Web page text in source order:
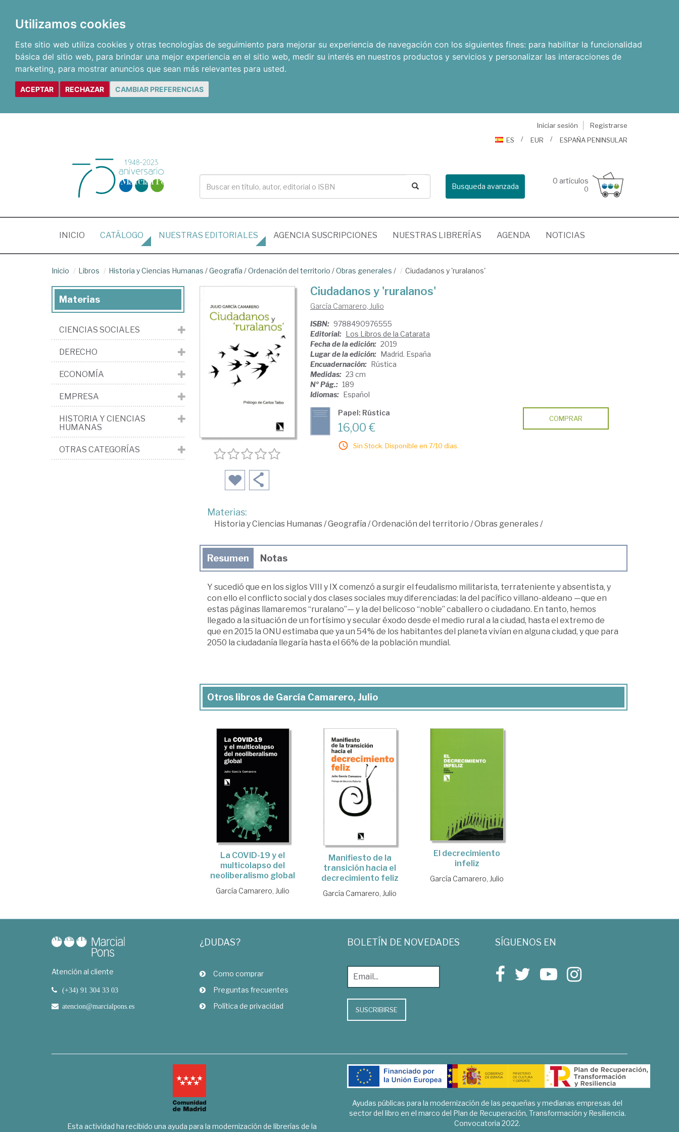
Utilizamos cookies
Este sitio web utiliza cookies y otras tecnologías de seguimiento para mejorar su experiencia de navegación con los siguientes fines: para habilitar la funcionalidad
básica del sitio web, para brindar una mejor experiencia en el sitio web, medir su interés en nuestros productos y servicios y personalizar las interacciones de
marketing, para mostrar anuncios que sean más relevantes para usted.
ACEPTAR RECHAZAR CAMBIAR PREFERENCIAS
Iniciar sesión
Registrarse
ES
EUR ESPAÑA PENINSULAR
Busqueda avanzada
0 artículos
0
INICIO (CURRENT)
CATÁLOGO NUESTRAS EDITORIALES AGENCIA SUSCRIPCIONES NUESTRAS LIBRERÍAS AGENDA NOTICIAS
Inicio Libros Historia y Ciencias Humanas /Geografía /Ordenación del territorio /Obras generales / Ciudadanos y 'ruralanos'
Ciudadanos y 'ruralanos'
García Camarero, Julio
ISBN: 9788490976555
Editorial: Los Libros de la Catarata
Fecha de la edición: 2019
Lugar de la edición: Madrid. España
Encuadernación: Rústica
Medidas: 23 cm
Nº Pág.: 189
Idiomas: Español
Papel: Rústica
16,00 €
Sin Stock. Disponible en 7/10 días.
COMPRAR
Materias:
Historia y Ciencias Humanas/Geografía /Ordenación del territorio /Obras generales/
Resumen Notas
Y sucedió que en los siglos VIII y IX comenzó a surgir el feudalismo militarista, terrateniente y absentista, y
con ello el conflicto social y dos clases sociales muy diferenciadas: la del pacífico villano-aldeano —que en
estas páginas llamaremos “ruralano”— y la del belicoso “noble” caballero o ciudadano. En tanto, hemos
llegado a la situación de un fortísimo y secular éxodo desde el medio rural a la ciudad, hasta el extremo de
que en 2015 la ONU estimaba que ya un 54% de los habitantes del planeta vivían en alguna ciudad, y que para
2050 la ciudadanía llegaría hasta el 66% de la población mundial.
Otros libros de García Camarero, Julio
La COVID-19 y el
multicolapso del
neoliberalismo global
García Camarero, Julio
Manifiesto de la
transición hacia el
decrecimiento feliz
García Camarero, Julio
El decrecimiento
infeliz
García Camarero, Julio
Materias
CIENCIAS SOCIALES
DERECHO
ECONOMÍA
EMPRESA
HISTORIA Y CIENCIAS
HUMANAS
OTRAS CATEGORÍAS
Atención al cliente
(+34) 91 304 33 03
atencion@marcialpons.es
¿DUDAS?
Como comprar
Preguntas frecuentes
Política de privacidad
BOLETÍN DE NOVEDADES
SUSCRIBIRSE
SÍGUENOS EN
Esta actividad ha recibido una ayuda para la modernización de librerías de la
Ayudas públicas para la modernización de las pequeñas y medianas empresas del
sector del libro en el marco del Plan de Recuperación, Transformación y Resiliencia.
Convocatoria 2022.